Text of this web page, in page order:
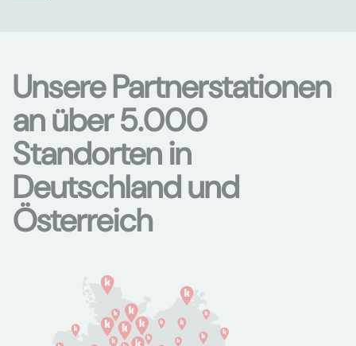
Unsere Partnerstationen
an über 5.000
Standorten in
Deutschland und
Österreich